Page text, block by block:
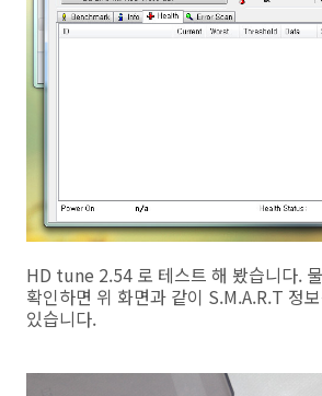
HD tune 2.54 로 테스트 해 봤습니다.
확인하면 위 화면과 같이 S.M.A.R.T 정
있습니다.